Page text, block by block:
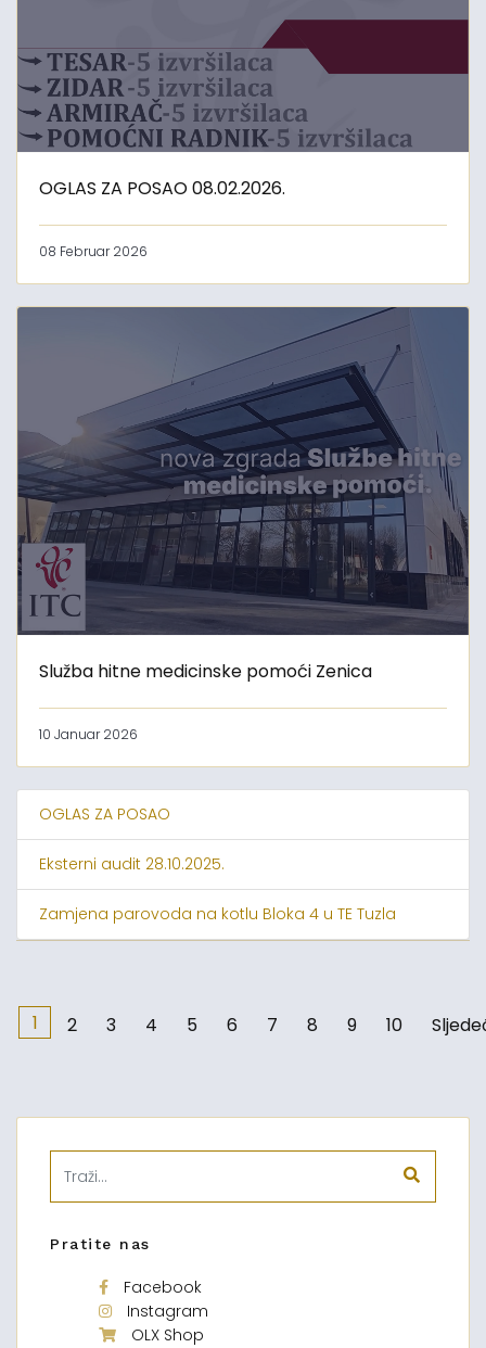
OGLAS ZA POSAO 08.02.2026.
08 Februar 2026
Služba hitne medicinske pomoći Zenica
10 Januar 2026
OGLAS ZA POSAO
Eksterni audit 28.10.2025.
Zamjena parovoda na kotlu Bloka 4 u TE Tuzla
1 2 3 4 5 6 7 8 9 10
Pratite nas
Facebook
Instagram
OLX Shop